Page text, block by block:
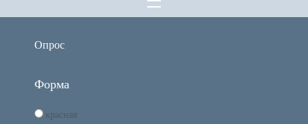
Опрос
Форма
красная